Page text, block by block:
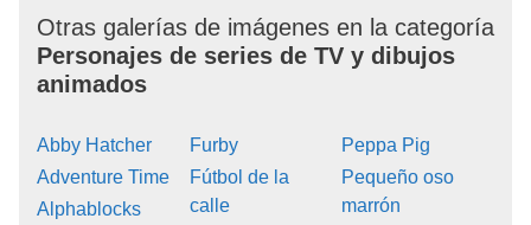
Otras galerías de imágenes en la categoría
Personajes de series de TV y dibujos
animados
Abby Hatcher
Adventure Time
Alphablocks
Furby
Fútbol de la
calle
Peppa Pig
Pequeño oso
marrón